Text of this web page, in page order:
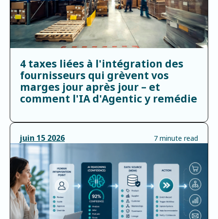
4 taxes liées à l'intégration des
fournisseurs qui grèvent vos
marges jour après jour – et
comment l'IA d'Agentic y remédie
juin 15 2026 7 minute read